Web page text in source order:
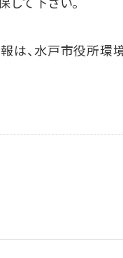
は、水戸市役所環